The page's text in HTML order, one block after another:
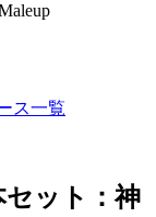
ス一覧
ット：神